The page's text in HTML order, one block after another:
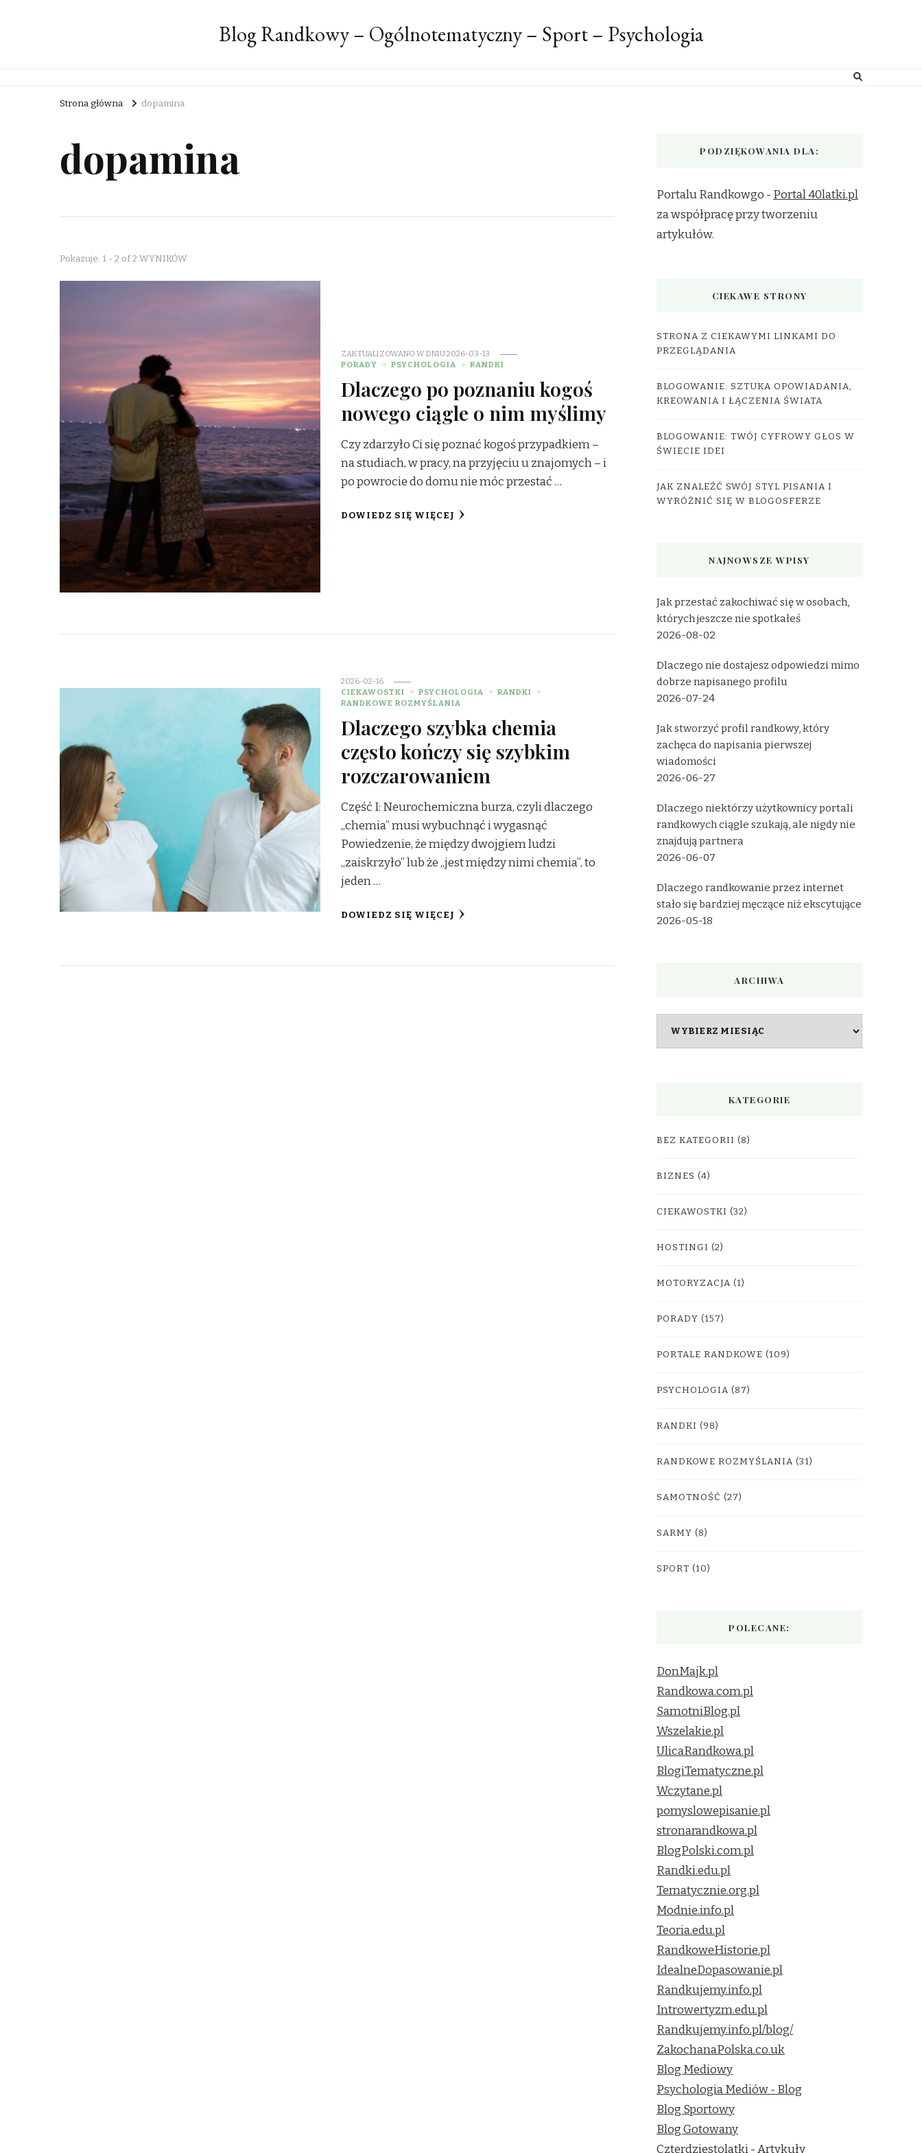
Blog Randkowy – Ogólnotematyczny – Sport – Psychologia
Strona główna dopamina
dopamina
Pokazuje: 1 - 2 of 2 WYNIKÓW
ZAKTUALIZOWANO W DNIU2026-03-13
PORADY
PSYCHOLOGIA RANDKI
Dlaczego po poznaniu kogoś
nowego ciągle o nim myślimy
Czy zdarzyło Ci się poznać kogoś przypadkiem –
na studiach, w pracy, na przyjęciu u znajomych – i
po powrocie do domu nie móc przestać …
DOWIEDZ SIĘ WIĘCEJ
2026-02-16
CIEKAWOSTKI
PSYCHOLOGIA
RANDKI
RANDKOWE ROZMYŚLANIA
Dlaczego szybka chemia
często kończy się szybkim
rozczarowaniem
Część I: Neurochemiczna burza, czyli dlaczego
„chemia” musi wybuchnąć i wygasnąć
Powiedzenie, że między dwojgiem ludzi
„zaiskrzyło” lub że „jest między nimi chemia”, to
jeden …
DOWIEDZ SIĘ WIĘCEJ
PODZIĘKOWANIA DLA:
Portalu Randkowgo - Portal 40latki.pl
za współpracę przy tworzeniu
artykułów.
CIEKAWE STRONY
STRONA Z CIEKAWYMI LINKAMI DO
PRZEGLĄDANIA
BLOGOWANIE: SZTUKA OPOWIADANIA,
KREOWANIA I ŁĄCZENIA ŚWIATA
BLOGOWANIE: TWÓJ CYFROWY GŁOS W
ŚWIECIE IDEI
JAK ZNALEŹĆ SWÓJ STYL PISANIA I
WYRÓŻNIĆ SIĘ W BLOGOSFERZE
NAJNOWSZE WPISY
Jak przestać zakochiwać się w osobach,
których jeszcze nie spotkałeś
2026-08-02
Dlaczego nie dostajesz odpowiedzi mimo
dobrze napisanego profilu
2026-07-24
Jak stworzyć profil randkowy, który
zachęca do napisania pierwszej
wiadomości
2026-06-27
Dlaczego niektórzy użytkownicy portali
randkowych ciągle szukają, ale nigdy nie
znajdują partnera
2026-06-07
Dlaczego randkowanie przez internet
stało się bardziej męczące niż ekscytujące
2026-05-18
ARCHIWA
KATEGORIE
BEZ KATEGORII (8)
BIZNES (4)
CIEKAWOSTKI (32)
HOSTINGI (2)
MOTORYZACJA (1)
PORADY (157)
PORTALE RANDKOWE (109)
PSYCHOLOGIA (87)
RANDKI (98)
RANDKOWE ROZMYŚLANIA (31)
SAMOTNOŚĆ (27)
SARMY (8)
SPORT (10)
POLECANE:
DonMajk.pl
Randkowa.com.pl
SamotniBlog.pl
Wszelakie.pl
UlicaRandkowa.pl
BlogiTematyczne.pl
Wczytane.pl
pomyslowepisanie.pl
stronarandkowa.pl
BlogPolski.com.pl
Randki.edu.pl
Tematycznie.org.pl
Modnie.info.pl
Teoria.edu.pl
RandkoweHistorie.pl
IdealneDopasowanie.pl
Randkujemy.info.pl
Introwertyzm.edu.pl
Randkujemy.info.pl/blog/
ZakochanaPolska.co.uk
Blog Mediowy
Psychologia Mediów - Blog
Blog Sportowy
Blog Gotowany
Czterdziestolatki - Artykuły